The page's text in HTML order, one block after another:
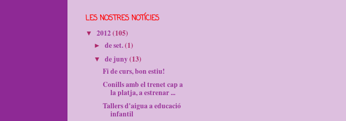
LES NOSTRES NOTÍCIES
▼ 2012(105)
►de set.(1)
▼de juny(13)
Fi de curs, bon estiu!
Conills amb el trenet cap a
la platja, a estrenar ...
Tallers d'aigua a educació
infantil